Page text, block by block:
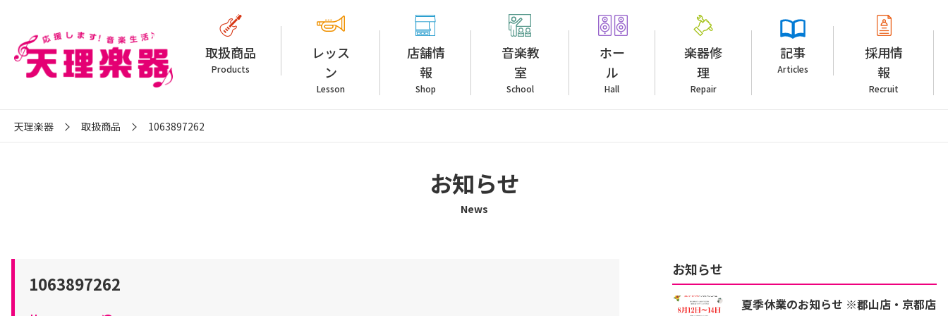
取扱商品
Products
レッス
ン
Lesson
店舗情
報
Shop
音楽教
室
School
ホー
ル
Hall
楽器修
理
Repair
記事
Articles
採用情
報
Recruit
天理楽器 取扱商品 1063897262
お知らせ
News
1063897262
お知らせ
夏季休業のお知らせ ※郡山店・京都店